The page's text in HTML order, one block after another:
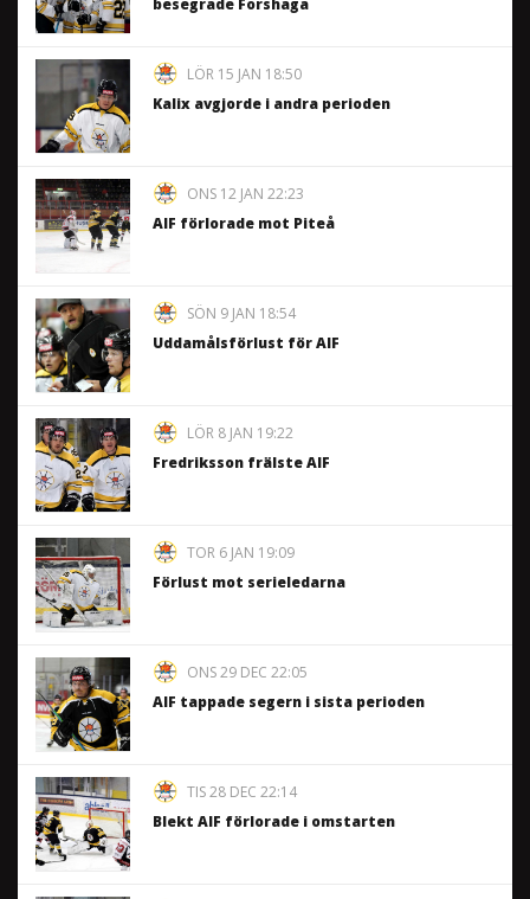
besegrade Forshaga
LÖR 15 JAN 18:50
Kalix avgjorde i andra perioden
ONS 12 JAN 22:23
AIF förlorade mot Piteå
SÖN 9 JAN 18:54
Uddamålsförlust för AIF
LÖR 8 JAN 19:22
Fredriksson frälste AIF
TOR 6 JAN 19:09
Förlust mot serieledarna
ONS 29 DEC 22:05
AIF tappade segern i sista perioden
TIS 28 DEC 22:14
Blekt AIF förlorade i omstarten